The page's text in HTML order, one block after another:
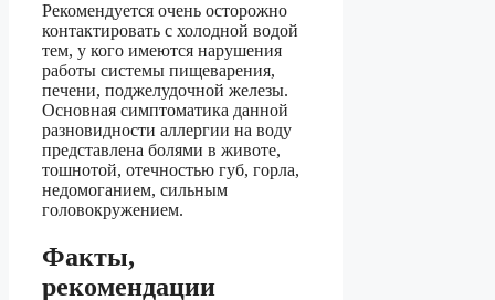
Рекомендуется очень осторожно
контактировать с холодной водой
тем, у кого имеются нарушения
работы системы пищеварения,
печени, поджелудочной железы.
Основная симптоматика данной
разновидности аллергии на воду
представлена болями в животе,
тошнотой, отечностью губ, горла,
недомоганием, сильным
головокружением.
Факты,
рекомендации